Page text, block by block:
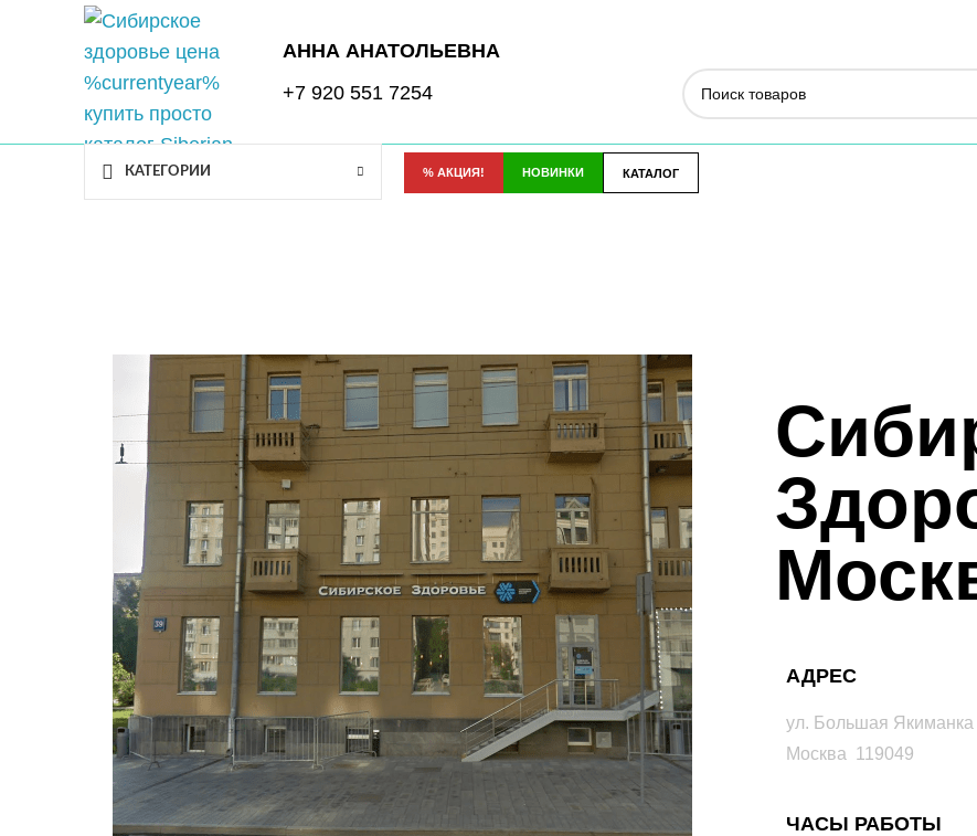
АННА АНАТОЛЬЕВНА
+7 920 551 7254
КАТЕГОРИИ % АКЦИЯ! НОВИНКИ КАТАЛОГ
АДРЕС
ул. Большая Якиманка
Москва 119049
ЧАСЫ РАБОТЫ